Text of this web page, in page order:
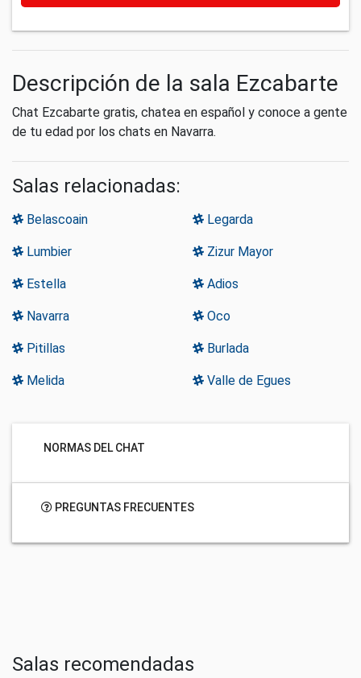
Descripción de la sala Ezcabarte
Chat Ezcabarte gratis, chatea en español y conoce a gente
de tu edad por los chats en Navarra.
Salas relacionadas:
Belascoain Legarda
Lumbier Zizur Mayor
Estella Adios
Navarra Oco
Pitillas Burlada
Melida Valle de Egues
NORMAS DEL CHAT
PREGUNTAS FRECUENTES
Salas recomendadas